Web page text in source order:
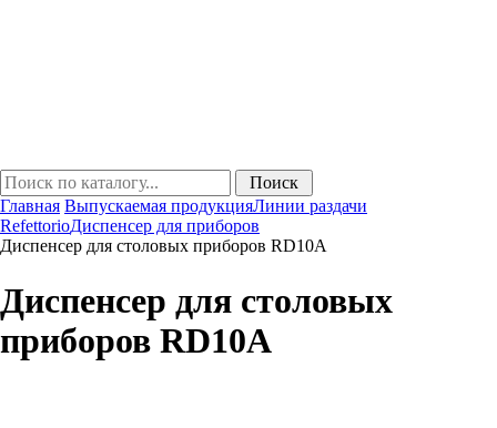
Главная Выпускаемая продукцияЛинии раздачи
RefettorioДиспенсер для приборов
Диспенсер для столовых приборов RD10A
Диспенсер для столовых
приборов RD10A